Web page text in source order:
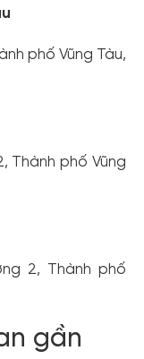
phố Vũng Tàu,
Thành phố Vũng
2, Thành phố
gần